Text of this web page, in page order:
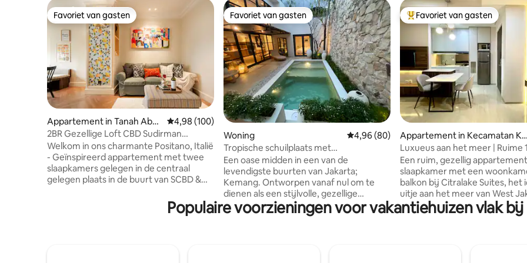
Favoriet van gasten
Favoriet van gasten
Appartement in Tanah Aban
g
Gemiddelde beoordeling van 4,98 uit 5, 100 recensies
4,98 (100)
2BR Gezellige Loft CBD Sudirman
|Positano Artist Design
Welkom in ons charmante Positano, Italië
- Geïnspireerd appartement met twee
slaapkamers gelegen in de centraal
gelegen plaats in de buurt van SCBD &
prachtig uitzicht op de stad, een volledig
uitgeruste keuken en een comfortabele
Favoriet van gasten
Favoriet van gasten
Woning Gemiddelde beoordeling van 4,96 uit 5, 80
4,96 (80)
Tropische schuilplaats met
privézwembad in expatgebied
Een oase midden in een van de
levendigste buurten van Jakarta;
Kemang. Ontworpen vanaf nul om te
dienen als een stijlvolle, gezellige
uitvalsbasis om de stad te verkennen.
Het minimalistische, natuurlijke interieur,
Topfavoriet van gasten
Favoriet van gasten
Appartement in Kecamatan Kal
ideres
Luxueus aan het meer | Ruime
buurt van Jakarta Airport
Een ruim, gezellig
slaapkamer met een
balkon bij Citralake Suites, het
uitje aan het meer van West
Gunstig gelegen op slechts
minuten van de luchthaven,
minuut lopen van Ciffest, een
Populaire voorzieningen voor vakantiehuizen vlak bij